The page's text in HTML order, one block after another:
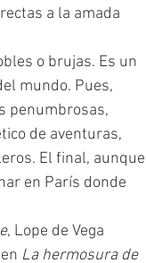
a la amada
mundo. Pues,
penumbrosas,
de aventuras,
El final, aunque
en París donde
, Lope de Vega
La hermosura de